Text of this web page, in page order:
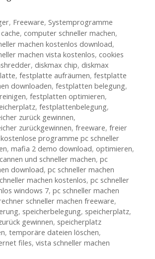
, Freeware, Systemprogramme
cache, computer schneller machen,
machen kostenlos download,
machen vista kostenlos, cookies
, diskmax chip, diskmax
, festplatte aufräumen, festplatte
downloaden, festplatten belegung,
, festplatten optimieren,
, festplattenbelegung,
zurück gewinnen,
zurückgewinnen, freeware, freier
kostenlose programme pc schneller
, mafia 2 demo download, optimieren,
und schneller machen, pc
download, pc schneller machen
machen kostenlos, pc schneller
windows 7, pc schneller machen
schneller machen freeware,
, speicherbelegung, speicherplatz,
gewinnen, speicherplatz
, temporäre dateien löschen,
files, vista schneller machen